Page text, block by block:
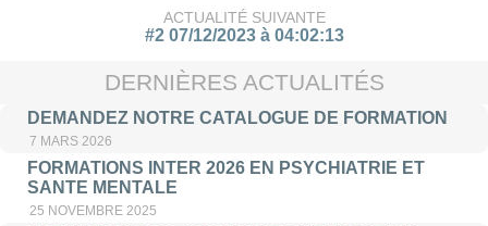
ACTUALITÉ SUIVANTE
#2 07/12/2023 à 04:02:13
DERNIÈRES ACTUALITÉS
DEMANDEZ NOTRE CATALOGUE DE FORMATION
7 MARS 2026
FORMATIONS INTER 2026 EN PSYCHIATRIE ET
SANTE MENTALE
25 NOVEMBRE 2025